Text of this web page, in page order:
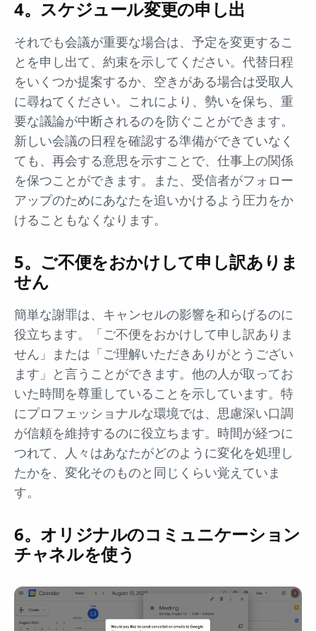
4。スケジュール変更の申し出
それでも会議が重要な場合は、予定を変更するこ
とを申し出て、約束を示してください。代替日程
をいくつか提案するか、空きがある場合は受取人
に尋ねてください。これにより、勢いを保ち、重
要な議論が中断されるのを防ぐことができます。
新しい会議の日程を確認する準備ができていなく
ても、再会する意思を示すことで、仕事上の関係
を保つことができます。また、受信者がフォロー
アップのためにあなたを追いかけるよう圧力をか
けることもなくなります。
5。ご不便をおかけして申し訳ありま
せん
簡単な謝罪は、キャンセルの影響を和らげるのに
役立ちます。「ご不便をおかけして申し訳ありま
せん」または「ご理解いただきありがとうござい
ます」と言うことができます。他の人が取ってお
いた時間を尊重していることを示しています。特
にプロフェッショナルな環境では、思慮深い口調
が信頼を維持するのに役立ちます。時間が経つに
つれて、人々はあなたがどのように変化を処理し
たかを、変化そのものと同じくらい覚えていま
す。
6。オリジナルのコミュニケーション
チャネルを使う